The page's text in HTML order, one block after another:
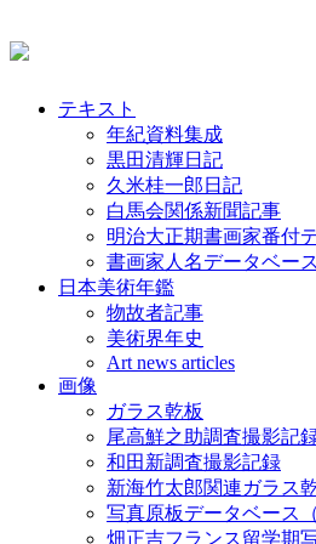
テキスト
年紀資料集成
黒田清輝日記
久米桂一郎日記
白馬会関係新聞記事
明治大正期書画家番付
書画家人名データベー
日本美術年鑑
物故者記事
美術界年史
Art news articles
画像
ガラス乾板
尾高鮮之助調査撮影記
和田新調査撮影記録
新海竹太郎関連ガラス
写真原板データベース
畑正吉フランス留学期